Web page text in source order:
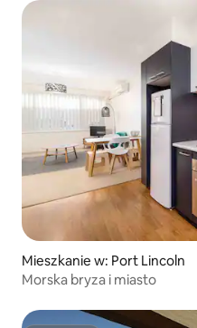
Mieszkanie w: Port Lincoln
Morska bryza i miasto